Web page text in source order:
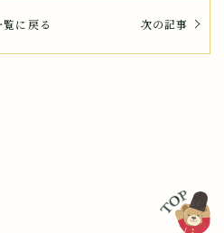
覧に戻る 次の記事